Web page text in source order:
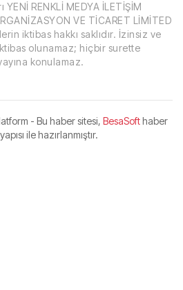
RENKLİ MEDYA İLETİŞİM
VE TİCARET LİMİTED
iktibas hakkı saklıdır. İzinsiz ve
olunamaz; hiçbir surette
konulamaz.
- Bu haber sitesi, BesaSofthaber
ile hazırlanmıştır.